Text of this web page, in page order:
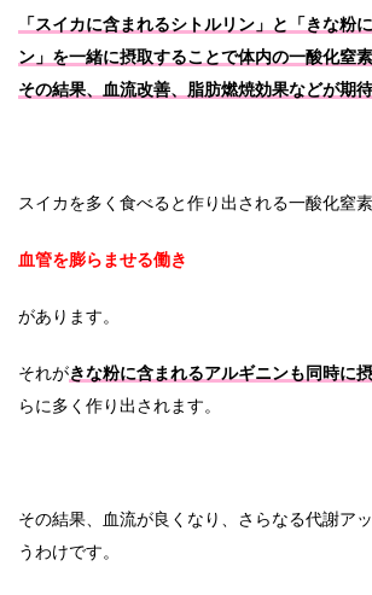
「スイカに含まれるシトルリン」と「きな粉
ン」を一緒に摂取することで体内の一酸化窒
その結果、血流改善、脂肪燃焼効果などが期
スイカを多く食べると作り出される一酸化窒
血管を膨らませる働き
があります。
それがきな粉に含まれるアルギニンも同時に
らに多く作り出されます。
その結果、血流が良くなり、さらなる代謝ア
うわけです。